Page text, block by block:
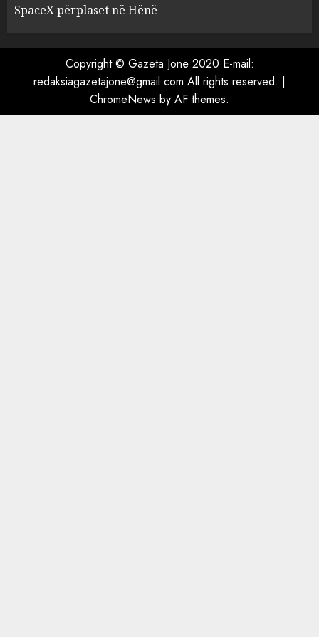
nga Franca
A do të ketë rrezik për Tokën?
Anija kozmike e SpaceX
përplaset në Hënë
SpaceX përplaset në Hënë
Copyright © Gazeta Jonë 2020 E-mail:
redaksiagazetajone@gmail.com All rights reserved. |
ChromeNews by AF themes.